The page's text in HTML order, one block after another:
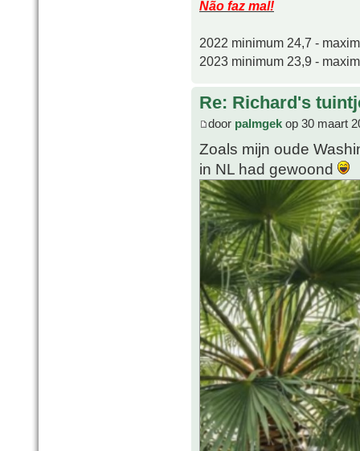
Não faz mal!
2022 minimum 24,7 -
2023 minimum 23,9 -
Re: Richard's
door palmgek op 30 maart
Zoals mijn oude
in NL had gewoond